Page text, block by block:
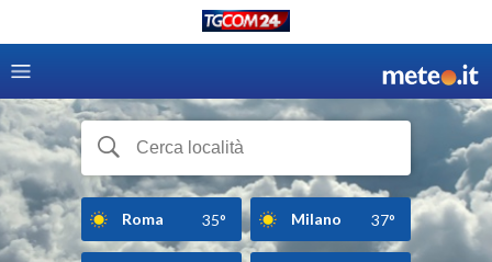
Roma 35° Milano 37°